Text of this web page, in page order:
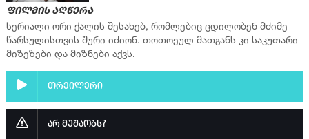
▶ სერია 6
ფლეიერი 2
ფლეიერი 2
ფილმის აღწერა
სერიალი ორი ქალის შესახებ, რომლებიც ცდილობენ მძიმე
წარსულისთვის შური იძიონ. თოთოეულ მათგანს კი საკუთარი
მიზეზები და მიზნები აქვს.
თრეილერი
არ მუშაობს?